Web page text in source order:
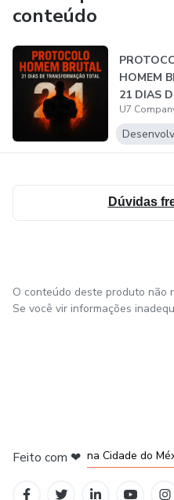
conteúdo
HOMEM
21 DIAS
TOTAL
U7
Dúvidas
O conteúdo deste produto não
Se você vir informações
Feito com ❤ na Cidade do